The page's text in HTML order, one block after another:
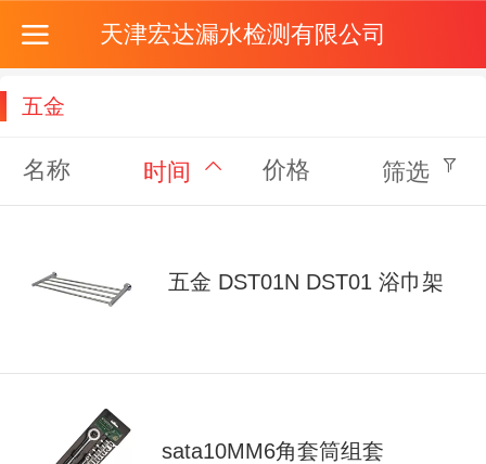
天津宏达漏水检测有限公司
五金
名称 时间 价格 筛选
五金 DST01N DST01 浴巾架
sata10MM6角套筒组套